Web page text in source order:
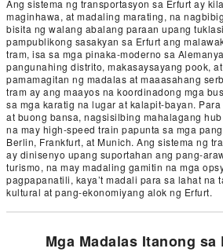
Ang sistema ng transportasyon sa Erfurt ay
maginhawa, at madaling marating, na
bisita ng walang abalang paraan upang
pampublikong sasakyan sa Erfurt ang
tram, isa sa mga pinaka-moderno sa
pangunahing distrito, makasaysayang pook,
pamamagitan ng madalas at maaasahang
tram ay ang maayos na koordinadong mga
sa mga karatig na lugar at kalapit-bayan.
at buong bansa, nagsisilbing mahalagang
na may high-speed train papunta sa mga
Berlin, Frankfurt, at Munich. Ang sistema ng
ay dinisenyo upang suportahan ang pang-
turismo, na may madaling gamitin na mga
pagpapanatili, kaya’t madali para sa lahat na
kultural at pang-ekonomiyang alok ng Erfurt.
Mga Madalas Itanong sa